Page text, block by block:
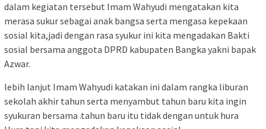
dalam kegiatan tersebut Imam Wahyudi mengatakan kita
merasa sukur sebagai anak bangsa serta mengasa kepekaan
sosial kita,jadi dengan rasa syukur ini kita mengadakan Bakti
sosial bersama anggota DPRD kabupaten Bangka yakni bapak
Azwar.
lebih lanjut Imam Wahyudi katakan ini dalam rangka liburan
sekolah akhir tahun serta menyambut tahun baru kita ingin
syukuran bersama .tahun baru itu tidak dengan untuk hura